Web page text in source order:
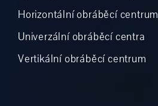
Horizontální obráběcí centrum
Univerzální obráběcí centra
Vertikální obráběcí centrum